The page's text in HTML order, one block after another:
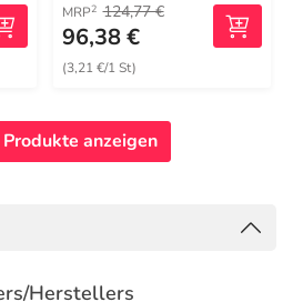
MRP2 124,77 €
96,38 €
(3,21 €/1 St)
anzeigen
Herstellers